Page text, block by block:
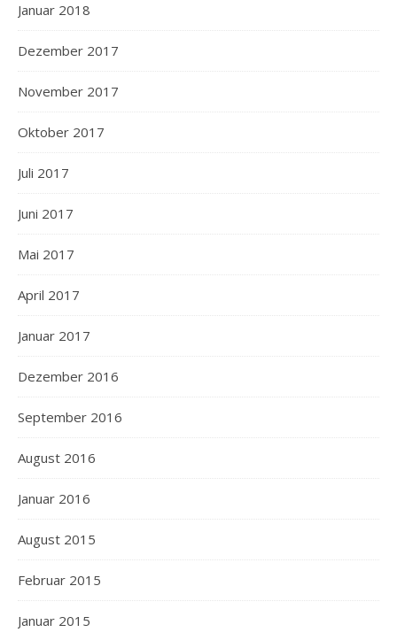
Januar 2018
Dezember 2017
November 2017
Oktober 2017
Juli 2017
Juni 2017
Mai 2017
April 2017
Januar 2017
Dezember 2016
September 2016
August 2016
Januar 2016
August 2015
Februar 2015
Januar 2015